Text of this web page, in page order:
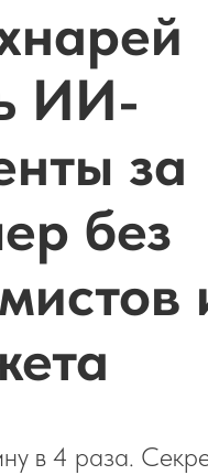
ИИ-
за
без
в 4 раза.